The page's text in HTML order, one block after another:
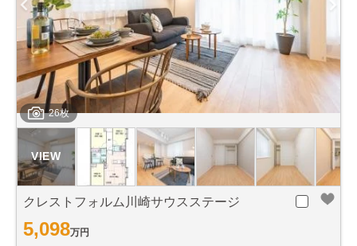
26枚
クレストフォルム川崎サウスステージ
5,098万円